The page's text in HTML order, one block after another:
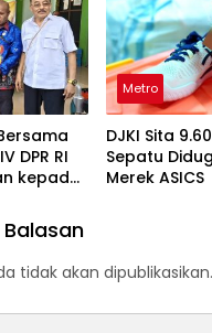
DPR RI
kepada
Metro
DJKI Sita
Sepatu
Merek ASICS
tidak akan dipublikasikan.